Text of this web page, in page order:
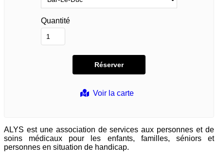
Voir la carte
Quantité
ALYS est une association de services aux personnes et de
soins médicaux pour les enfants, familles, séniors et
personnes en situation de handicap.